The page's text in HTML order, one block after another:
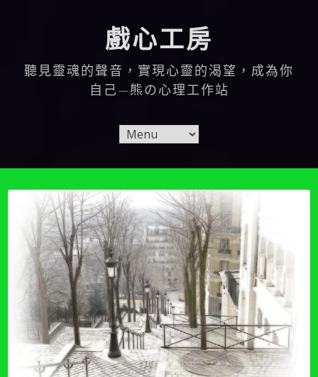
戲心工房
聽見靈魂的聲音，實現心靈的渴望，成為你
自己—熊の心理工作站